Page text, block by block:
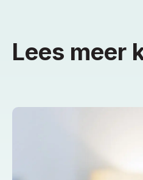
Lees meer